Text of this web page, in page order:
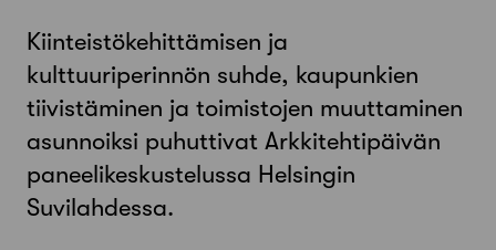
Kiinteistökehittämisen ja
kulttuuriperinnön suhde, kaupunkien
tiivistäminen ja toimistojen muuttaminen
asunnoiksi puhuttivat Arkkitehtipäivän
paneelikeskustelussa Helsingin
Suvilahdessa.